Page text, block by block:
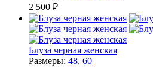
2 500 ₽
Блуза черная женская
Размеры: 48, 60